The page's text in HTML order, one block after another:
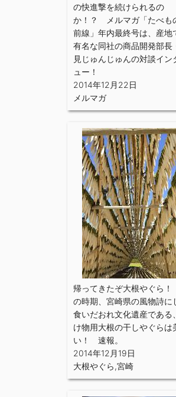
の快進撃を続けられるの
か！？ メルマガ「たべも
前線」年内最終号は、産地
有名な同社の商品開発部長
見じゅんじゅんの対談イン
ュー！
2014年12月22日
メルマガ
帰ってきたぞ大根やぐら
の時期、宮崎県の風物詩に
食いだおれ文化遺産である
け物用大根の干しやぐらは
い！ 速報。
2014年12月19日
大根やぐら,宮崎